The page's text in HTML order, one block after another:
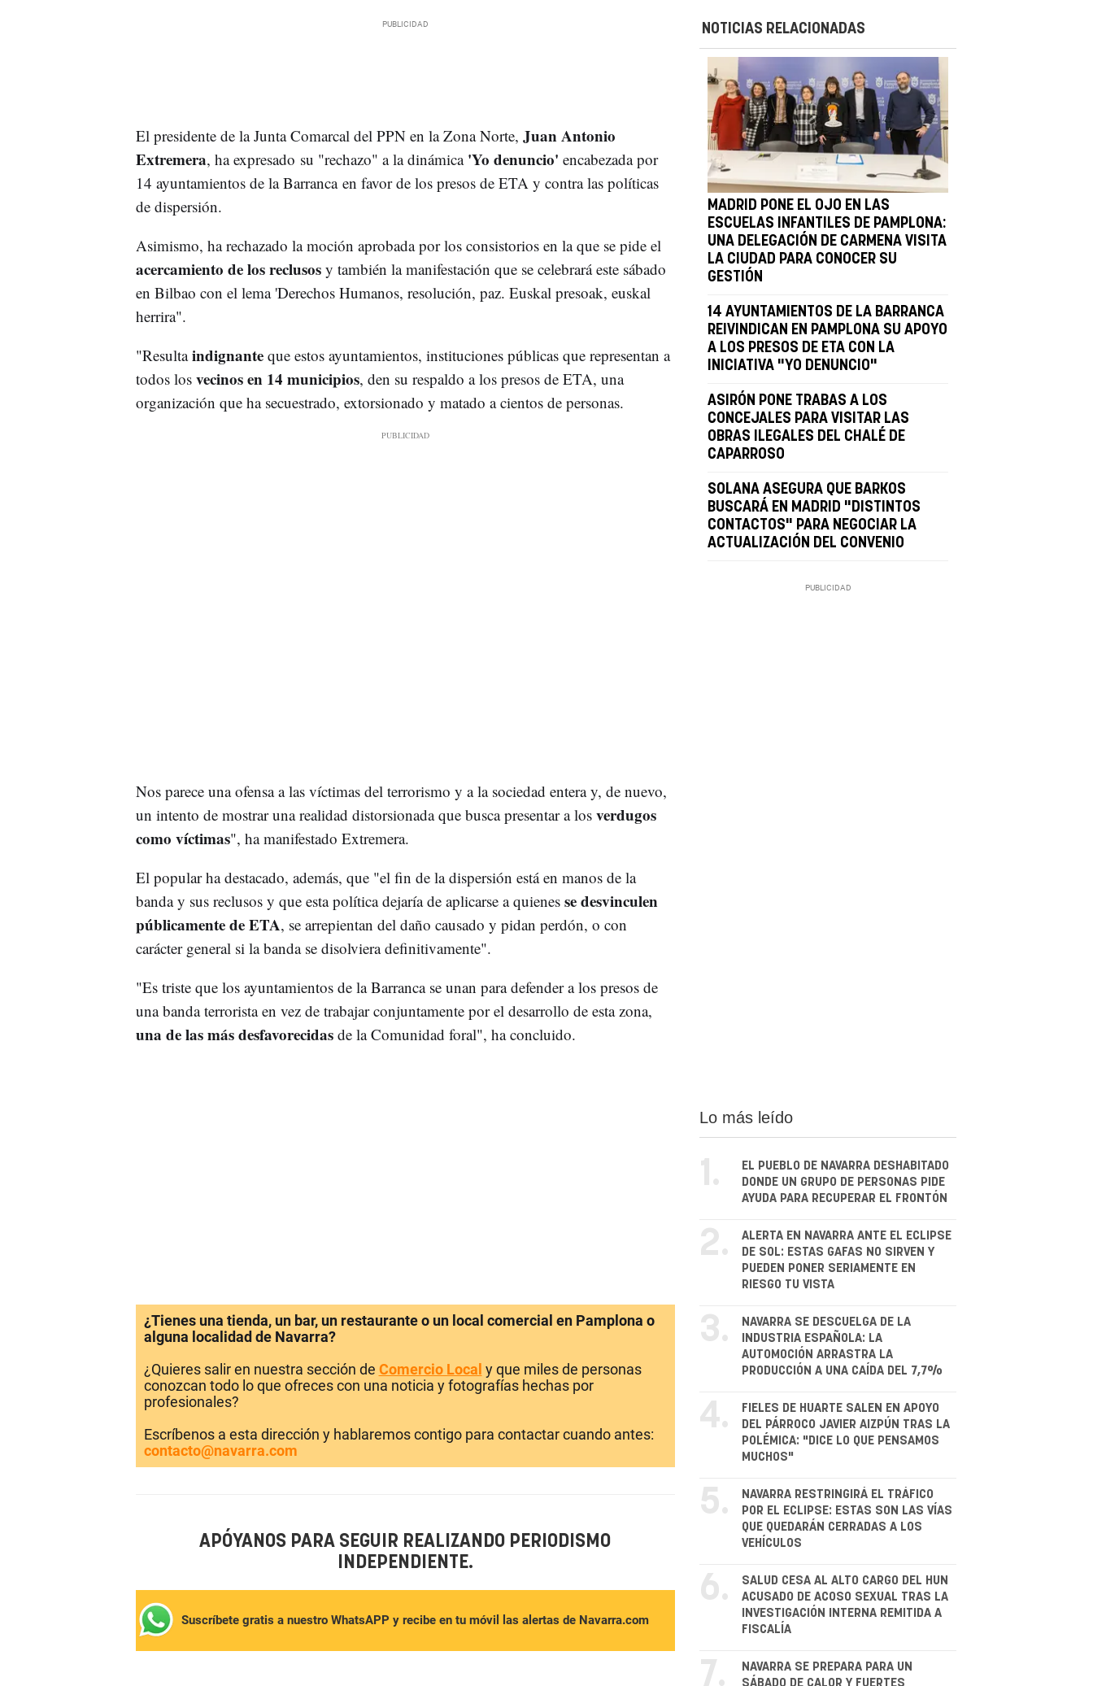
El presidente de la Junta Comarcal del PPN en la Zona Norte, Juan Antonio
Extremera, ha expresado su "rechazo" a la dinámica 'Yo denuncio' encabezada por
14 ayuntamientos de la Barranca en favor de los presos de ETA y contra las políticas
de dispersión.
Asimismo, ha rechazado la moción aprobada por los consistorios en la que se pide el
acercamiento de los reclusosy también la manifestación que se celebrará este sábado
en Bilbao con el lema 'Derechos Humanos, resolución, paz. Euskal presoak, euskal
herrira".
"Resultaindignante que estos ayuntamientos, instituciones públicas que representan a
todos los vecinos en 14 municipios, den su respaldo a los presos de ETA, una
organización que ha secuestrado, extorsionado y matado a cientos de personas.
Nos parece una ofensa a las víctimas del terrorismo y a la sociedad entera y, de nuevo,
un intento de mostrar una realidad distorsionada que busca presentar a los verdugos
como víctimas", ha manifestado Extremera.
El popular ha destacado, además, que "el fin de la dispersión está en manos de la
banda y sus reclusos y que esta política dejaría de aplicarse a quienesse desvinculen
públicamente de ETA, se arrepientan del daño causado y pidan perdón, o con
carácter general si la banda se disolviera definitivamente".
"Es triste que los ayuntamientos de la Barranca se unan para defender a los presos de
una banda terrorista en vez de trabajar conjuntamente por el desarrollo de esta zona,
una de las más desfavorecidasde la Comunidad foral", ha concluido.
NOTICIAS RELACIONADAS
MADRID PONE EL OJO EN LAS
ESCUELAS INFANTILES DE PAMPLONA:
UNA DELEGACIÓN DE CARMENA VISITA
LA CIUDAD PARA CONOCER SU
GESTIÓN
14 AYUNTAMIENTOS DE LA BARRANCA
REIVINDICAN EN PAMPLONA SU APOYO
A LOS PRESOS DE ETA CON LA
INICIATIVA "YO DENUNCIO"
ASIRÓN PONE TRABAS A LOS
CONCEJALES PARA VISITAR LAS
OBRAS ILEGALES DEL CHALÉ DE
CAPARROSO
SOLANA ASEGURA QUE BARKOS
BUSCARÁ EN MADRID "DISTINTOS
CONTACTOS" PARA NEGOCIAR LA
ACTUALIZACIÓN DEL CONVENIO
¿Tienes una tienda, un bar, un restaurante o un local comercial en Pamplona o
alguna localidad de Navarra?
¿Quieres salir en nuestra sección de Comercio Local y que miles de personas
conozcan todo lo que ofreces con una noticia y fotografías hechas por
profesionales?
Escríbenos a esta dirección y hablaremos contigo para contactar cuando antes:
contacto@navarra.com
APÓYANOS PARA SEGUIR REALIZANDO PERIODISMO
INDEPENDIENTE.
Suscríbete gratis a nuestro WhatsAPP y recibe en tu móvil las alertas de Navarra.com
Lo más leído
1.
EL PUEBLO DE NAVARRA DESHABITADO
DONDE UN GRUPO DE PERSONAS PIDE
AYUDA PARA RECUPERAR EL FRONTÓN
2.
ALERTA EN NAVARRA ANTE EL ECLIPSE
DE SOL: ESTAS GAFAS NO SIRVEN Y
PUEDEN PONER SERIAMENTE EN
RIESGO TU VISTA
3.
NAVARRA SE DESCUELGA DE LA
INDUSTRIA ESPAÑOLA: LA
AUTOMOCIÓN ARRASTRA LA
PRODUCCIÓN A UNA CAÍDA DEL 7,7%
4.
FIELES DE HUARTE SALEN EN APOYO
DEL PÁRROCO JAVIER AIZPÚN TRAS LA
POLÉMICA: "DICE LO QUE PENSAMOS
MUCHOS"
5.
NAVARRA RESTRINGIRÁ EL TRÁFICO
POR EL ECLIPSE: ESTAS SON LAS VÍAS
QUE QUEDARÁN CERRADAS A LOS
VEHÍCULOS
6.
SALUD CESA AL ALTO CARGO DEL HUN
ACUSADO DE ACOSO SEXUAL TRAS LA
INVESTIGACIÓN INTERNA REMITIDA A
FISCALÍA
7.
NAVARRA SE PREPARA PARA UN
SÁBADO DE CALOR Y FUERTES